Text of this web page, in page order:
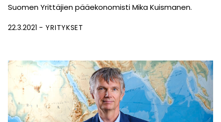
Suomen Yrittäjien pääekonomisti Mika Kuismanen.
22.3.2021 YRITYKSET